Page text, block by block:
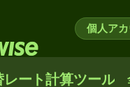
個人アカ
レート計算ツール